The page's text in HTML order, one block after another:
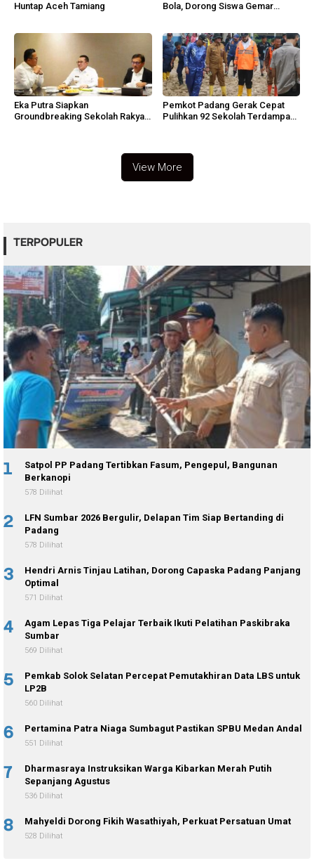
Huntap Aceh Tamiang
Bola, Dorong Siswa Gemar
Eka Putra Siapkan
Groundbreaking Sekolah Rakyat,
Pemkot Padang Gerak Cepat
Pulihkan 92 Sekolah Terdampak
View More
TERPOPULER
1
Satpol PP Padang Tertibkan Fasum, Pengepul, Bangunan
Berkanopi
578 Dilihat
2
LFN Sumbar 2026 Bergulir, Delapan Tim Siap Bertanding di
Padang
578 Dilihat
3
Hendri Arnis Tinjau Latihan, Dorong Capaska Padang Panjang
Optimal
571 Dilihat
4
Agam Lepas Tiga Pelajar Terbaik Ikuti Pelatihan Paskibraka
Sumbar
569 Dilihat
5
Pemkab Solok Selatan Percepat Pemutakhiran Data LBS untuk
LP2B
560 Dilihat
6 Pertamina Patra Niaga Sumbagut Pastikan SPBU Medan Andal
551 Dilihat
7
Dharmasraya Instruksikan Warga Kibarkan Merah Putih
Sepanjang Agustus
536 Dilihat
8 Mahyeldi Dorong Fikih Wasathiyah, Perkuat Persatuan Umat
528 Dilihat